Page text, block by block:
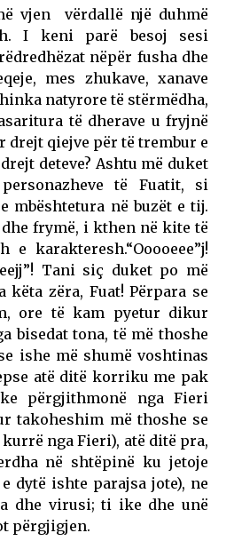
vjen vërdallë një duhmë
I keni parë besoj sesi
nëpër fusha dhe
mes zhukave, xanave
natyrore të stërmëdha,
të dherave u fryjnë
drejt qiejve për të trembur e
deteve? Ashtu më duket
të Fuatit, si
mbështetura në buzët e tij.
frymë, i kthen në kite të
e karakteresh.“Ooooeee”j!
Tani siç duket po më
këta zëra, Fuat! Përpara se
ore të kam pyetur dikur
bisedat tona, të më thoshe
ishe më shumë voshtinas
atë ditë korriku me pak
përgjithmonë nga Fieri
takoheshim më thoshe se
nga Fieri), atë ditë pra,
në shtëpinë ku jetoje
dytë ishte parajsa jote), ne
dhe virusi; ti ike dhe unë
përgjigjen.